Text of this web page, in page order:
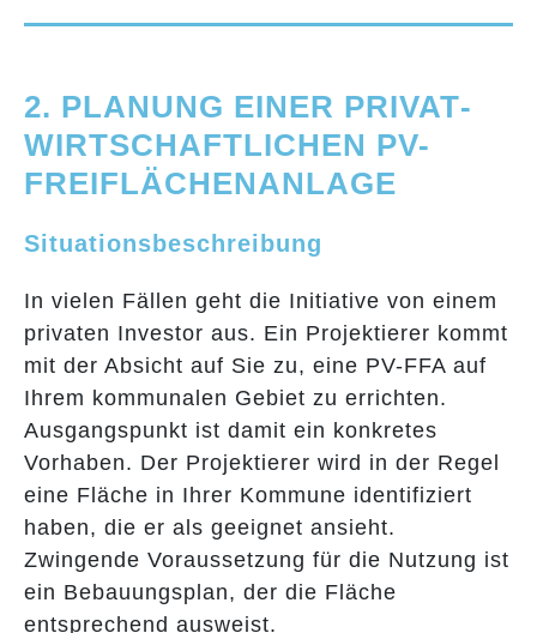
2. PLANUNG EINER PRIVAT­
WIRTSCHAFT­LICHEN PV-
FREIFLÄCHENANLAGE
Situationsbeschreibung
In vielen Fällen geht die Initiative von einem
privaten Investor aus. Ein Projektierer kommt
mit der Absicht auf Sie zu, eine PV-FFA auf
Ihrem kommunalen Gebiet zu errichten.
Ausgangspunkt ist damit ein konkretes
Vorhaben. Der Projektierer wird in der Regel
eine Fläche in Ihrer Kommune identifiziert
haben, die er als geeignet ansieht.
Zwingende Voraussetzung für die Nutzung ist
ein Bebauungsplan, der die Fläche
entsprechend ausweist.